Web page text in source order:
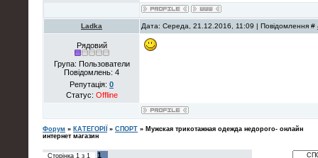
Ladka Дата: Середа, 21.12.2016, 11:09 | Повідомлення #
Рядовий
Група: Пользователи
Повідомлень: 4
Репутація: 0
Статус: Offline
Форум » КАТЕГОРІЇ » СПОРТ » Мужская трикотажная одежда недорого- онлайн
интернет магазин
Сторінка 1 з 1
1